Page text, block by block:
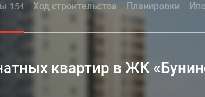
154 Ход строительства Планировки
квартир в ЖК